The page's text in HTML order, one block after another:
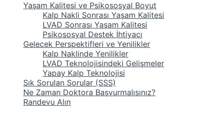
Yaşam Kalitesi ve Psikososyal Boyut
Kalp Nakli Sonrası Yaşam Kalitesi
LVAD Sonrası Yaşam Kalitesi
Psikososyal Destek İhtiyacı
Gelecek Perspektifleri ve Yenilikler
Kalp Naklinde Yenilikler
LVAD Teknolojisindeki Gelişmeler
Yapay Kalp Teknolojisi
Sık Sorulan Sorular (SSS)
Ne Zaman Doktora Başvurmalısınız?
Randevu Alın